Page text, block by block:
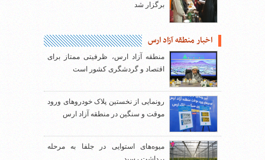
برگزار شد
اخبار منطقه آزاد ارس
منطقه آزاد ارس، ظرفیتی ممتاز برای
اقتصاد و گردشگری کشور است
رونمایی از نخستین پلاک خودروهای ورود
موقت و سنگین در منطقه آزاد ارس
میوه‌های استوایی در جلفا به مرحله